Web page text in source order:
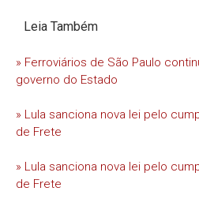
Leia Também
» Ferroviários de São Paulo
governo do Estado
» Lula sanciona nova lei pelo
de Frete
» Lula sanciona nova lei pelo
de Frete